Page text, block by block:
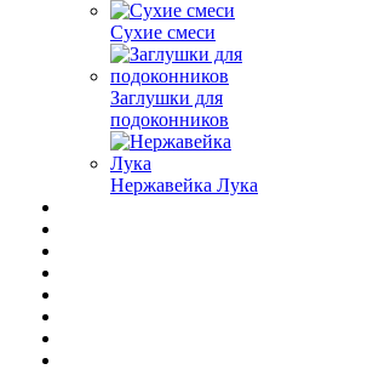
Сухие смеси
Заглушки для
подоконников
Нержавейка Лука